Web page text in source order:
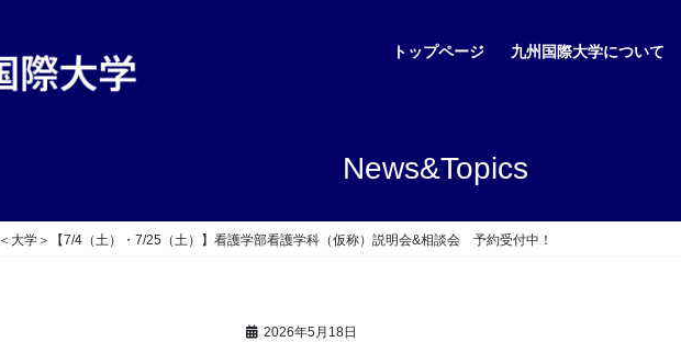
トップページ 九州国際大学について
News&Topics
＜大学＞【7/4（土）・7/25（土）】看護学部看護学科（仮称）説明会&相談会 予約受付中！
2026年5月18日